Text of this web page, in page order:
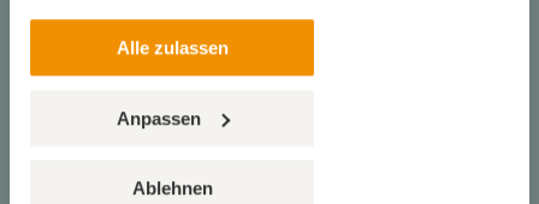
Alle zulassen
Anpassen
Ablehnen
für Ihre Sicherheit